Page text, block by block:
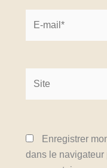
Enregistrer
dans le navigateur